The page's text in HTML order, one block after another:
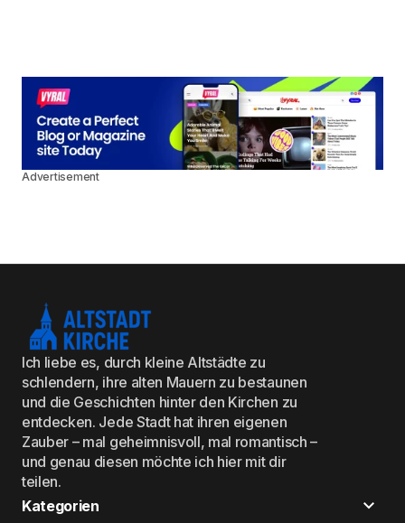
Advertisement
Ich liebe es, durch kleine Altstädte zu
schlendern, ihre alten Mauern zu bestaunen
und die Geschichten hinter den Kirchen zu
entdecken. Jede Stadt hat ihren eigenen
Zauber – mal geheimnisvoll, mal romantisch –
und genau diesen möchte ich hier mit dir
teilen.
Kategorien